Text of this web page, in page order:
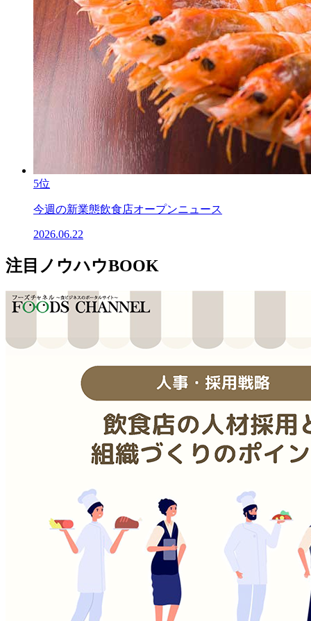
5位
今週の新業態飲食店オープンニュース
2026.06.22
注目ノウハウBOOK